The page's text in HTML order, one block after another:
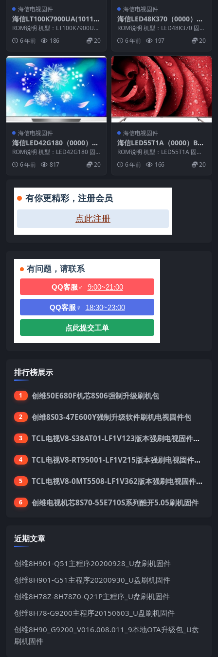
海信电视固件
海信LT100K7900UA(1011)B
OM2_C004官方原厂USB刷
机电视固件包
ROM说明 机型：LT100K7900UA
固件版本：（1011） BOM：1 ...
6 年前 186 20
海信电视固件
海信LED48K370（0000）B
OM1官方原厂USB刷机电视
固件包
ROM说明 机型：LED48K370 固件
版本：（0000） BOM：1 海信L...
6 年前 197 20
海信电视固件
海信LED42G180（0000）B
OM1官方原厂USB刷机电视
固件包
ROM说明 机型：LED42G180 固
件版本：（0000） BOM：1 海信
L... 6 年前 817 20
海信电视固件
海信LED55T1A（0000）BO
M1官方原厂USB刷机电视固
件包
ROM说明 机型：LED55T1A 固件
版本：（0000） BOM：1 海信升
级...6 年前 166 20
有你更精彩，注册会员
点此注册
有问题，请联系
QQ客服♂ 9:00~21:00
QQ客服♀ 18:30~23:00
点此提交工单
排行榜展示
1 创维50E680F机芯8S06强制升级刷机包
2 创维8S03-47E600Y强制升级软件刷机电视固件包
3 TCL电视V8-S38AT01-LF1V123版本强刷电视固件包下载
4 TCL电视V8-RT95001-LF1V215版本强刷电视固件包下载
5 TCL电视V8-0MT5508-LF1V362版本强刷电视固件包下载
6 创维电视机芯8S70-55E710S系列酷开5.05刷机固件
近期文章
创维8H901-Q51主程序20200928_U盘刷机固件
创维8H901-G51主程序20200930_U盘刷机固件
创维8H78Z-8H78Z0-Q21P主程序_U盘刷机固件
创维8H78-G9200主程序20150603_U盘刷机固件
创维8H90_G9200_V016.008.011_9本地OTA升级包_U盘
刷机固件